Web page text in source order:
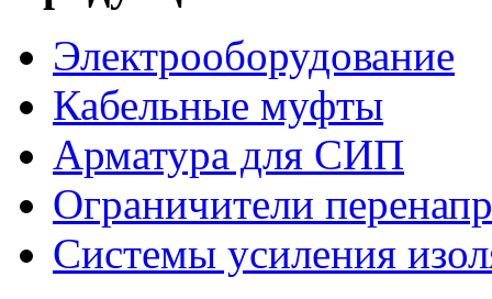
Электрооборудование
Кабельные муфты
Арматура для СИП
Ограничители
Системы усиления